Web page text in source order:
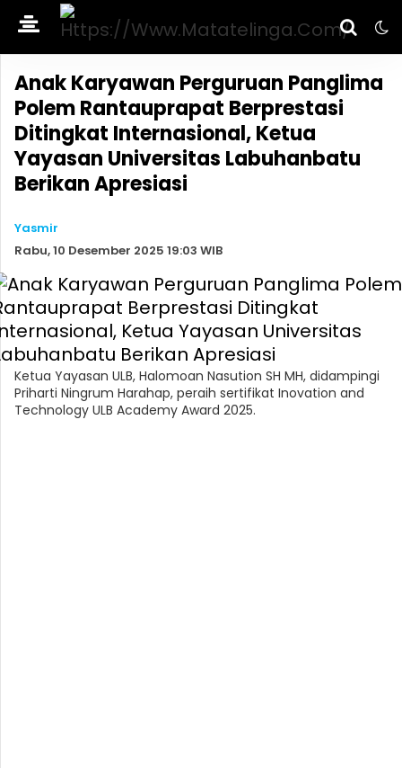
Anak Karyawan Perguruan Panglima
Polem Rantauprapat Berprestasi
Ditingkat Internasional, Ketua
Yayasan Universitas Labuhanbatu
Berikan Apresiasi
Yasmir
Rabu, 10 Desember 2025 19:03 WIB
Ketua Yayasan ULB, Halomoan Nasution SH MH, didampingi
Priharti Ningrum Harahap, peraih sertifikat Inovation and
Technology ULB Academy Award 2025.